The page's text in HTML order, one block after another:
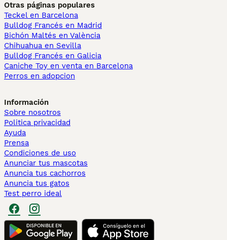
Otras páginas populares
Teckel en Barcelona
Bulldog Francés en Madrid
Bichón Maltés en València
Chihuahua en Sevilla
Bulldog Francés en Galicia
Caniche Toy en venta en Barcelona
Perros en adopcion
Información
Sobre nosotros
Politica privacidad
Ayuda
Prensa
Condiciones de uso
Anunciar tus mascotas
Anuncia tus cachorros
Anuncia tus gatos
Test perro ideal